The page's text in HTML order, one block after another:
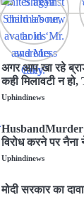
लखनऊ : KGMU में
विशेषज्ञ बोले- सांस
Uphindinews
अगर आप खा रहे
कही मिलावटी न हो,
थे चिकना
Uphindinews
विरोध करने पर
कुचला सिर
Uphindinews
मोदी सरकार का